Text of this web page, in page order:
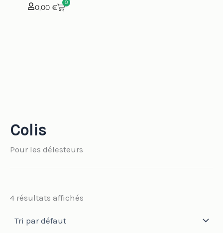
0,00€
0
PANIER
Colis
Pour les délesteurs
4 résultats affichés